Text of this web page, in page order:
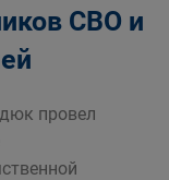
СВО и
провел